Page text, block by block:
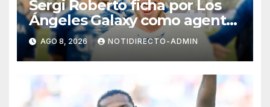
Sergi Roberto ficha por Los
Ángeles Galaxy como agente
libre hasta 2028
AGO 8, 2026 NOTIDIRECTO-ADMIN